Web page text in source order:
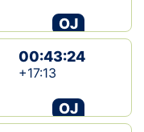
OJ
00:43:24
+17:13
OJ